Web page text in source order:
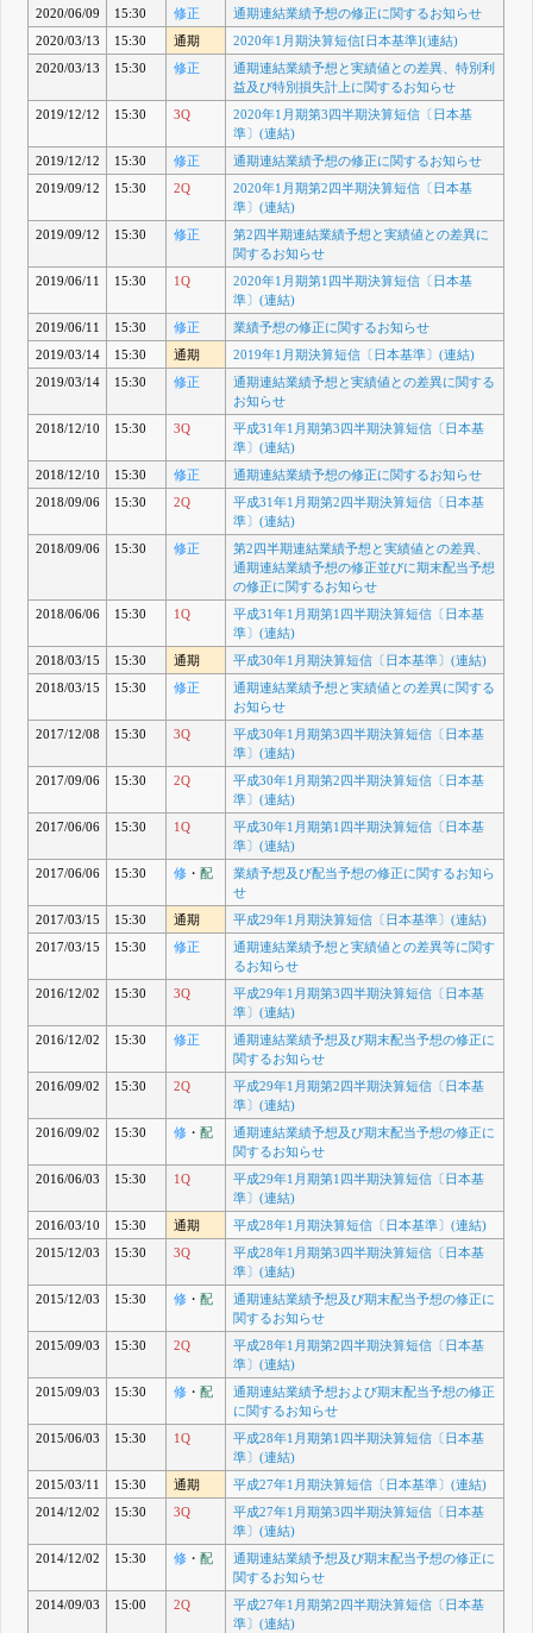
2020/06/09 15:30 修正
通期連結業績予想の修正に関するお知らせ
2020/03/13
15:30 通期
2020年1月期決算短信[日本基準](連結)
2020/03/13
15:30 修正
通期連結業績予想と実績値との差異、特別利
益及び特別損失計上に関するお知らせ
2019/12/12
15:30 3Q
2020年1月期第3四半期決算短信〔日本基
準〕(連結)
2019/12/12
15:30 修正
通期連結業績予想の修正に関するお知らせ
2019/09/12
15:30 2Q
2020年1月期第2四半期決算短信〔日本基
準〕(連結)
2019/09/12
15:30 修正
第2四半期連結業績予想と実績値との差異に
関するお知らせ
2019/06/11
15:30 1Q
2020年1月期第1四半期決算短信〔日本基
準〕(連結)
2019/06/11
15:30 修正
業績予想の修正に関するお知らせ
2019/03/14
15:30 通期
2019年1月期決算短信〔日本基準〕(連結)
2019/03/14
15:30 修正
通期連結業績予想と実績値との差異に関する
お知らせ
2018/12/10
15:30 3Q
平成31年1月期第3四半期決算短信〔日本基
準〕(連結)
2018/12/10
15:30 修正
通期連結業績予想の修正に関するお知らせ
2018/09/06
15:30 2Q
平成31年1月期第2四半期決算短信〔日本基
準〕(連結)
2018/09/06
15:30 修正
第2四半期連結業績予想と実績値との差異、
通期連結業績予想の修正並びに期末配当予想
の修正に関するお知らせ
2018/06/06
15:30 1Q
平成31年1月期第1四半期決算短信〔日本基
準〕(連結)
2018/03/15
15:30 通期
平成30年1月期決算短信〔日本基準〕(連結)
2018/03/15
15:30 修正
通期連結業績予想と実績値との差異に関する
お知らせ
2017/12/08
15:30 3Q
平成30年1月期第3四半期決算短信〔日本基
準〕(連結)
2017/09/06
15:30 2Q
平成30年1月期第2四半期決算短信〔日本基
準〕(連結)
2017/06/06
15:30 1Q
平成30年1月期第1四半期決算短信〔日本基
準〕(連結)
2017/06/06
15:30 修・ 配
業績予想及び配当予想の修正に関するお知ら
せ
2017/03/15
15:30 通期
平成29年1月期決算短信〔日本基準〕(連結)
2017/03/15
15:30 修正
通期連結業績予想と実績値との差異等に関す
るお知らせ
2016/12/02
15:30 3Q
平成29年1月期第3四半期決算短信〔日本基
準〕(連結)
2016/12/02
15:30 修正
通期連結業績予想及び期末配当予想の修正に
関するお知らせ
2016/09/02
15:30 2Q
平成29年1月期第2四半期決算短信〔日本基
準〕(連結)
2016/09/02
15:30 修・ 配
通期連結業績予想及び期末配当予想の修正に
関するお知らせ
2016/06/03
15:30 1Q
平成29年1月期第1四半期決算短信〔日本基
準〕(連結)
2016/03/10
15:30 通期
平成28年1月期決算短信〔日本基準〕(連結)
2015/12/03
15:30 3Q
平成28年1月期第3四半期決算短信〔日本基
準〕(連結)
2015/12/03
15:30 修・ 配
通期連結業績予想及び期末配当予想の修正に
関するお知らせ
2015/09/03
15:30 2Q
平成28年1月期第2四半期決算短信〔日本基
準〕(連結)
2015/09/03
15:30 修・ 配
通期連結業績予想および期末配当予想の修正
に関するお知らせ
2015/06/03
15:30 1Q
平成28年1月期第1四半期決算短信〔日本基
準〕(連結)
2015/03/11
15:30 通期
平成27年1月期決算短信〔日本基準〕(連結)
2014/12/02
15:30 3Q
平成27年1月期第3四半期決算短信〔日本基
準〕(連結)
2014/12/02
15:30 修・ 配
通期連結業績予想及び期末配当予想の修正に
関するお知らせ
2014/09/03
15:00 2Q
平成27年1月期第2四半期決算短信〔日本基
準〕(連結)